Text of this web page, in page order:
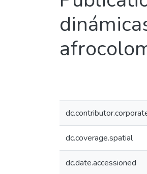
dc.coverage.spatial
dc.date.accessioned